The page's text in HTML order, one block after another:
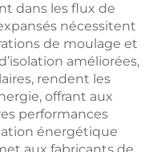
dans les flux de
nécessitent
de moulage et
améliorées,
rendent les
offrant aux
performances
énergétique